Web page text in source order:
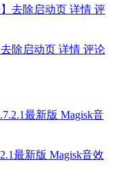
去除启动页 详情 评论
最新版 Magisk音效